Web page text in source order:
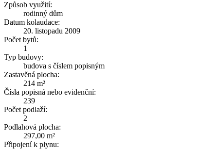
Způsob využití:
rodinný dům
Datum kolaudace:
20. listopadu 2009
Počet bytů:
1
Typ budovy:
budova s číslem popisným
Zastavěná plocha:
214 m²
Čísla popisná nebo evidenční:
239
Počet podlaží:
2
Podlahová plocha:
297,00 m²
Připojení k plynu: